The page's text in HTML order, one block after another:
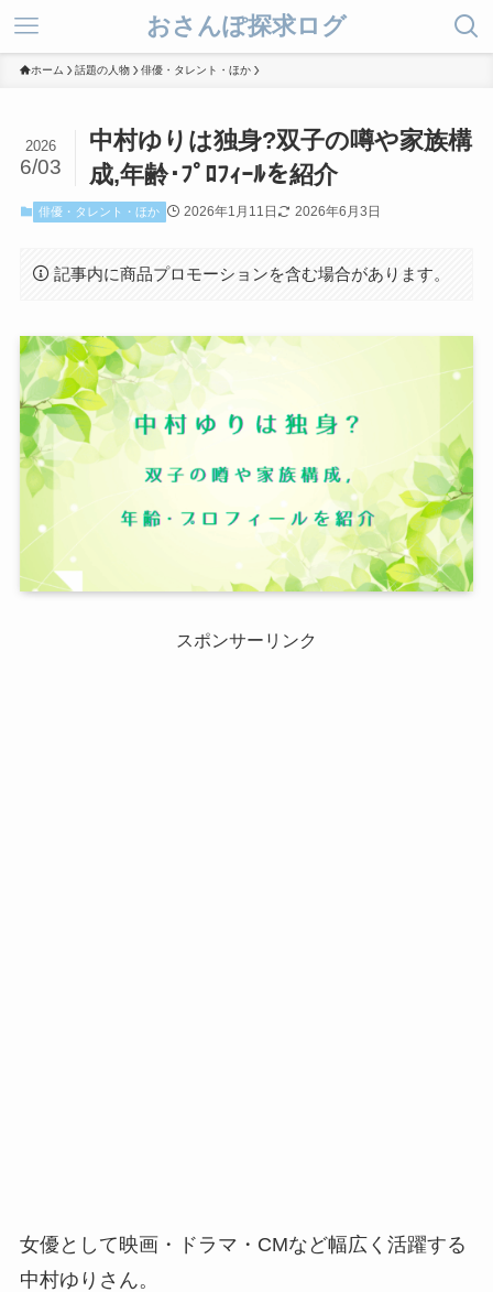
おさんぽ探求ログ
ホーム 話題の人物 俳優・タレント・ほか
中村ゆりは独身?双子の噂や家族構
成,年齢･ﾌﾟﾛﾌｨｰﾙを紹介
2026
6/03
俳優・タレント・ほか 2026年1月11日 2026年6月3日
記事内に商品プロモーションを含む場合があります。
スポンサーリンク
女優として映画・ドラマ・CMなど幅広く活躍する
中村ゆりさん。